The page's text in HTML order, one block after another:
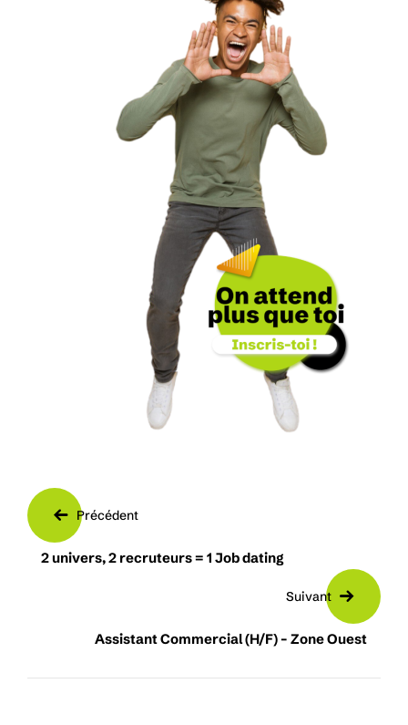
Précédent
2 univers, 2 recruteurs = 1 Job dating
Suivant
Assistant Commercial (H/F) – Zone Ouest